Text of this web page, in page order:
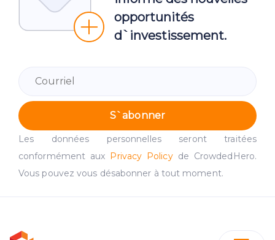
opportunités
d`investissement.
S`abonner
Les données personnelles seront traitées
conformément aux Privacy Policyde CrowdedHero.
Vous pouvez vous désabonner à tout moment.